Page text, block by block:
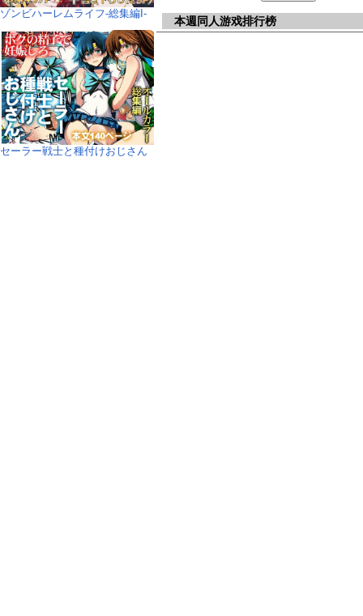
本週同人游戏排行榜
ゾンビハーレムライフ‐総集編I-
セーラー戦士と種付けおじさん